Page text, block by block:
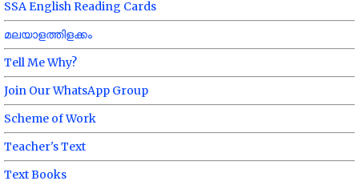
SSA English Reading Cards
മലയാളത്തിളക്കം
Tell Me Why?
Join Our WhatsApp Group
Scheme of Work
Teacher's Text
Text Books